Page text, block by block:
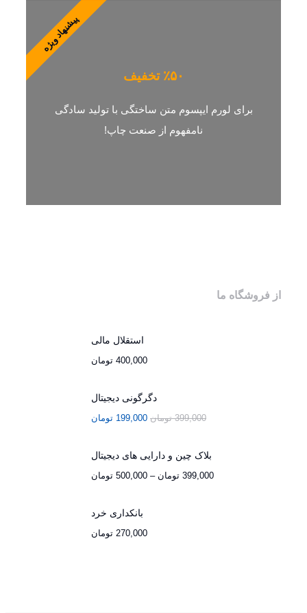
٪۵۰ تخفیف
برای لورم ایپسوم متن ساختگی با تولید سادگی
نامفهوم از صنعت چاپ!
پیشنهاد ویژه
از فروشگاه ما
استقلال مالی
400,000 تومان
دگرگونی دیجیتال
399,000 تومان 199,000 تومان
بلاک چین و دارایی های دیجیتال
399,000 تومان –
500,000 تومان
بانکداری خرد
270,000 تومان